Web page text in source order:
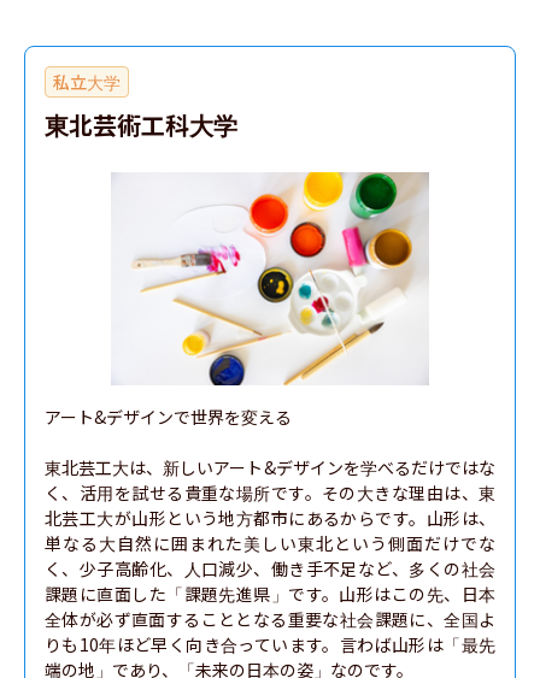
私立大学
東北芸術工科大学
アート&デザインで世界を変える
東北芸工大は、新しいアート&デザインを学べるだけではな
く、活用を試せる貴重な場所です。その大きな理由は、東
北芸工大が山形という地方都市にあるからです。山形は、
単なる大自然に囲まれた美しい東北という側面だけでな
く、少子高齢化、人口減少、働き手不足など、多くの社会
課題に直面した「課題先進県」です。山形はこの先、日本
全体が必ず直面することとなる重要な社会課題に、全国よ
りも10年ほど早く向き合っています。言わば山形は「最先
端の地」であり、「未来の日本の姿」なのです。